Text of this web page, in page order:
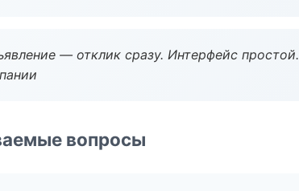
— отклик сразу. Интерфейс простой.
вопросы